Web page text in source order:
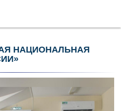
НАЦИОНАЛЬНАЯ